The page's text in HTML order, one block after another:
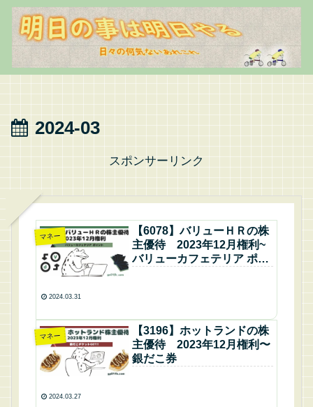
2024-03
スポンサーリンク
マネー
【6078】バリューＨＲの株
主優待 2023年12月権利~
バリューカフェテリア ポイ
2024.03.31
マネー
【3196】ホットランドの株
主優待 2023年12月権利〜
銀だこ券
2024.03.27